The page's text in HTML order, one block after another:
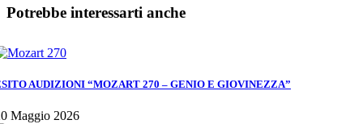
Potrebbe interessarti anche
AUDIZIONI “MOZART 270 – GENIO E GIOVINEZZA”
Maggio 2026